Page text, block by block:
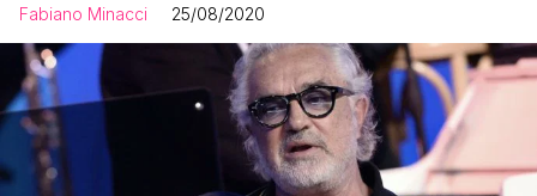
Fabiano Minacci 25/08/2020